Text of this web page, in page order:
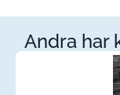
Andra har